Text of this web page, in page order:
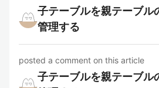
子テーブルを親テーブル
管理する
posted a comment on this article
子テーブルを親テーブル